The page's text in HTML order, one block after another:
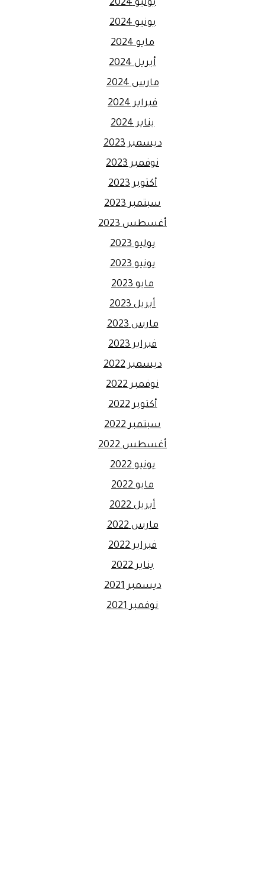
يوليو 2024
يونيو 2024
مايو 2024
أبريل 2024
مارس 2024
فبراير 2024
يناير 2024
ديسمبر 2023
نوفمبر 2023
أكتوبر 2023
سبتمبر 2023
أغسطس 2023
يوليو 2023
يونيو 2023
مايو 2023
أبريل 2023
مارس 2023
فبراير 2023
ديسمبر 2022
نوفمبر 2022
أكتوبر 2022
سبتمبر 2022
أغسطس 2022
يونيو 2022
مايو 2022
أبريل 2022
مارس 2022
فبراير 2022
يناير 2022
ديسمبر 2021
نوفمبر 2021